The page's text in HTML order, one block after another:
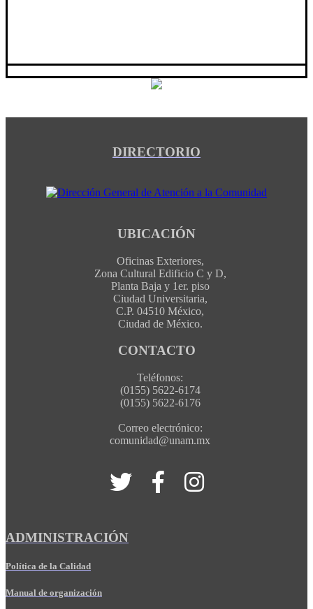
DIRECTORIO
UBICACIÓN
Oficinas Exteriores,
Zona Cultural Edificio C y D,
Planta Baja y 1er. piso
Ciudad Universitaria,
C.P. 04510 México,
Ciudad de México.
CONTACTO
Teléfonos:
(0155) 5622-6174
(0155) 5622-6176
Correo electrónico:
comunidad@unam.mx
ADMINISTRACIÓN
Política de la Calidad
Manual de organización